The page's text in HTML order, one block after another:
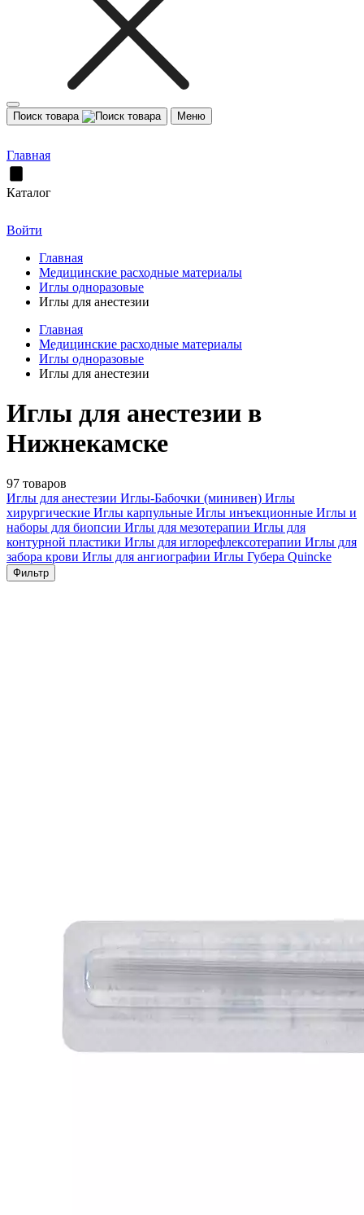
Поиск товара Меню
Главная
Каталог
Войти
Главная
Медицинские расходные материалы
Иглы одноразовые
Иглы для анестезии
Главная
Медицинские расходные материалы
Иглы одноразовые
Иглы для анестезии
Иглы для анестезии в
Нижнекамске
97 товаров
Иглы для анестезии Иглы-Бабочки (минивен) Иглы
хирургические Иглы карпульные Иглы инъекционные Иглы и
наборы для биопсии Иглы для мезотерапии Иглы для
контурной пластики Иглы для иглорефлексотерапии Иглы для
забора крови Иглы для ангиографии Иглы Губера Quincke
Фильтр